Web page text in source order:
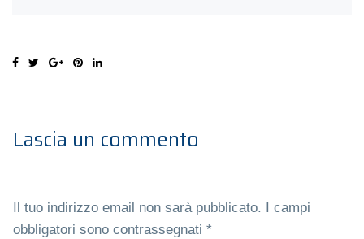
Lascia un commento
Il tuo indirizzo email non sarà pubblicato.
I campi
obbligatori sono contrassegnati *